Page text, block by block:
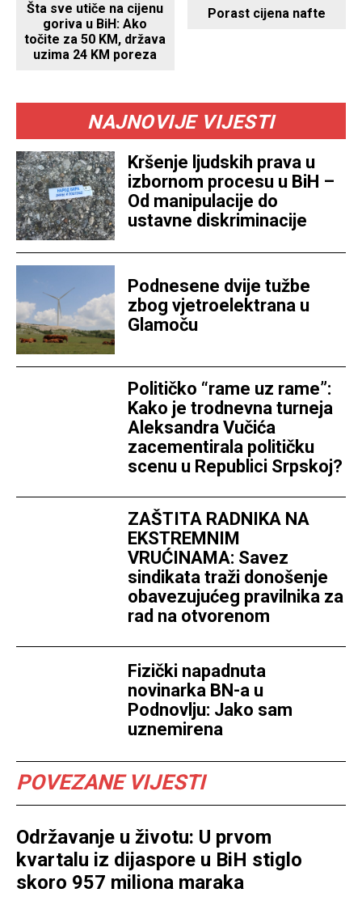
Šta sve utiče na cijenu
goriva u BiH: Ako
točite za 50 KM, država
uzima 24 KM poreza
Porast cijena nafte
NAJNOVIJE VIJESTI
Kršenje ljudskih prava u
izbornom procesu u BiH –
Od manipulacije do
ustavne diskriminacije
Podnesene dvije tužbe
zbog vjetroelektrana u
Glamoču
Političko “rame uz rame”:
Kako je trodnevna turneja
Aleksandra Vučića
zacementirala političku
scenu u Republici Srpskoj?
ZAŠTITA RADNIKA NA
EKSTREMNIM
VRUĆINAMA: Savez
sindikata traži donošenje
obavezujućeg pravilnika za
rad na otvorenom
Fizički napadnuta
novinarka BN-a u
Podnovlju: Jako sam
uznemirena
POVEZANE VIJESTI
Održavanje u životu: U prvom
kvartalu iz dijaspore u BiH stiglo
skoro 957 miliona maraka